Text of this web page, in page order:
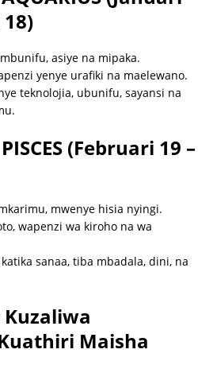
asiye na mipaka.
yenye urafiki na maelewano.
teknolojia, ubunifu, sayansi na
(Februari 19 –
mwenye hisia nyingi.
wapenzi wa kiroho na wa
sanaa, tiba mbadala, dini, na
Kuzaliwa
Maisha